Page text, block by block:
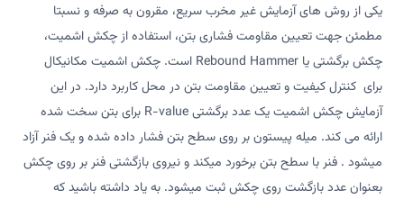
یکی از روش های آزمایش غیر مخرب سریع، مقرون به صرفه و نسبتا
مطمئن جهت تعیین مقاومت فشاری بتن، استفاده از چکش اشمیت،
چکش برگشتی یا Rebound Hammer است. چکش اشمیت مکانیکال
برای کنترل کیفیت و تعیین مقاومت بتن در محل کاربرد دارد. در این
آزمایش چکش اشمیت یک عدد برگشتی R-value برای بتن سخت شده
ارائه می کند. میله پیستون بر روی سطح بتن فشار داده شده و یک فنر آزاد
می­شود . فنر با سطح بتن برخورد میکند و نیروی بازگشتی فنر بر روی چکش
بعنوان عدد بازگشت روی چکش ثبت می­شود. به یاد داشته باشید که